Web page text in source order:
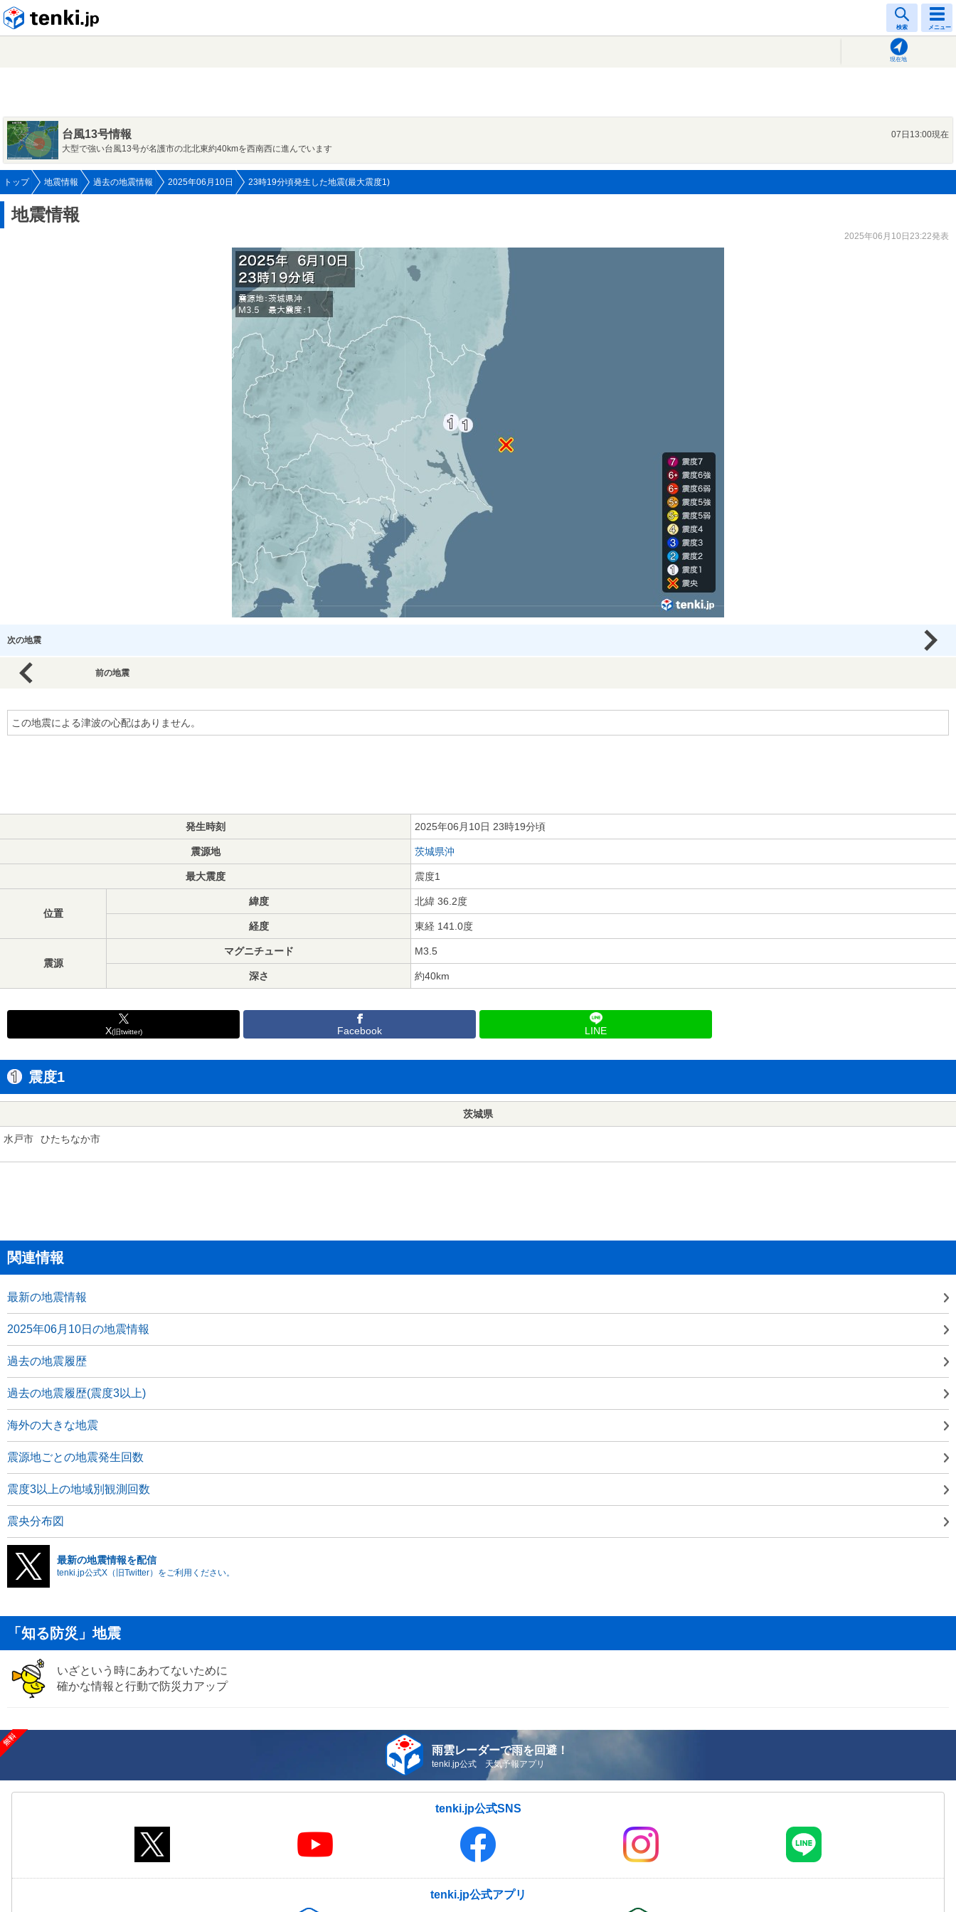
検索 メニュー
現在地
台風13号情報
07日13:00現在
大型で強い台風13号が名護市の北北東約40kmを西南西に進んでいます
トップ 地震情報 過去の地震情報 2025年06月10日 23時19分頃発生した地震(最大震度1)
地震情報
2025年06月10日23:22発表
次の地震
前の地震
この地震による津波の心配はありません。
発生時刻 2025年06月10日 23時19分頃
震源地 茨城県沖
最大震度 震度1
位置
緯度 北緯 36.2度
経度 東経 141.0度
震源
マグニチュード M3.5
深さ 約40km
X(旧twitter) Facebook LINE
震度1
茨城県
水戸市 ひたちなか市
関連情報
最新の地震情報
2025年06月10日の地震情報
過去の地震履歴
過去の地震履歴(震度3以上)
海外の大きな地震
震源地ごとの地震発生回数
震度3以上の地域別観測回数
震央分布図
最新の地震情報を配信
tenki.jp公式X（旧Twitter）をご利用ください。
「知る防災」地震
いざという時にあわてないために
確かな情報と行動で防災力アップ
雨雲レーダーで雨を回避！
tenki.jp公式 天気予報アプリ
tenki.jp公式SNS
tenki.jp公式アプリ